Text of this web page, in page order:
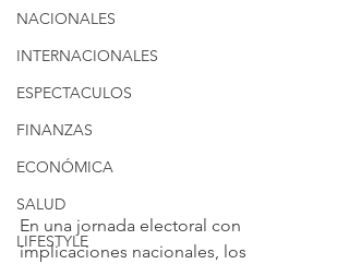
NACIONALES
INTERNACIONALES
ESPECTACULOS
FINANZAS
ECONÓMICA
SALUD
LIFESTYLE
En una jornada electoral con
implicaciones nacionales, los